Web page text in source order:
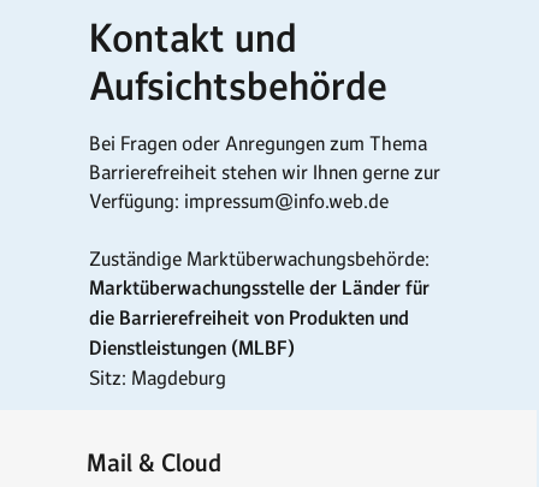
Kontakt und
Aufsichtsbehörde
Bei Fragen oder Anregungen zum Thema
Barrierefreiheit stehen wir Ihnen gerne zur
Verfügung: impressum@info.web.de
Zuständige Marktüberwachungsbehörde:
Marktüberwachungsstelle der Länder für
die Barrierefreiheit von Produkten und
Dienstleistungen (MLBF)
Sitz: Magdeburg
Mail & Cloud